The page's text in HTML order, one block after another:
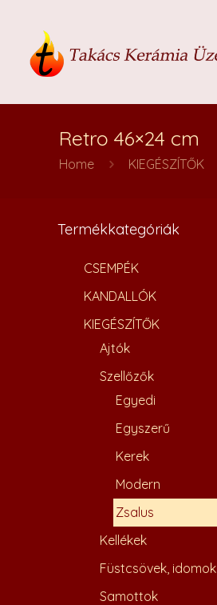
Retro 46×24 cm
Home KIEGÉSZÍTŐK
Termékkategóriák
CSEMPÉK
KANDALLÓK
KIEGÉSZÍTŐK
Ajtók
Szellőzők
Egyedi
Egyszerű
Kerek
Modern
Zsalus
Kellékek
Füstcsövek, idomok
Samottok